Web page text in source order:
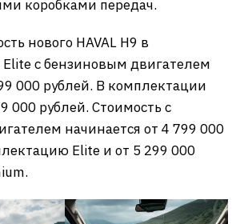
коробками передач.
нового HAVAL H9 в
с бензиновым двигателем
000 рублей. В комплектации
000 рублей. Стоимость с
начинается от 4 799 000
Elite и от 5 299 000